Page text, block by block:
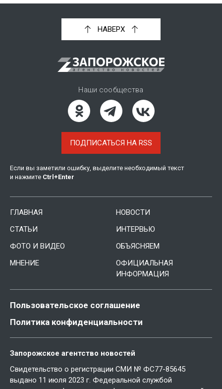
НАВЕРХ
Наши сообщества
ПОДПИСАТЬСЯ НА RSS
Если вы заметили ошибку, выделите необходимый текст
и нажмите Ctrl +Enter
ГЛАВНАЯ
НОВОСТИ
СТАТЬИ
ИНТЕРВЬЮ
ФОТО И ВИДЕО
ОБЪЯСНЯЕМ
МНЕНИЕ
ОФИЦИАЛЬНАЯ
ИНФОРМАЦИЯ
Пользовательское соглашение
Политика конфиденциальности
Запорожское агентство новостей
Свидетельство о регистрации СМИ № ФС77-85645
выдано 11 июля 2023 г. Федеральной службой